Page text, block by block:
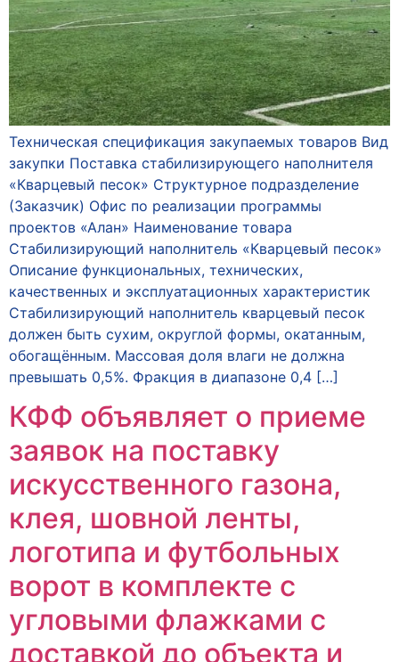
Техническая спецификация закупаемых товаров Вид
закупки Поставка стабилизирующего наполнителя
«Кварцевый песок» Структурное подразделение
(Заказчик) Офис по реализации программы
проектов «Алан» Наименование товара
Стабилизирующий наполнитель «Кварцевый песок»
Описание функциональных, технических,
качественных и эксплуатационных характеристик
Стабилизирующий наполнитель кварцевый песок
должен быть сухим, округлой формы, окатанным,
обогащённым. Массовая доля влаги не должна
превышать 0,5%. Фракция в диапазоне 0,4 […]
КФФ объявляет о приеме
заявок на поставку
искусственного газона,
клея, шовной ленты,
логотипа и футбольных
ворот в комплекте с
угловыми флажками с
доставкой до объекта и